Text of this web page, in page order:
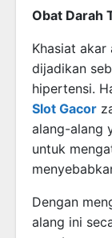
Obat Darah
Khasiat akar
dijadikan
hipertensi.
Slot Gacor
alang-alang
untuk
Dengan
alang ini